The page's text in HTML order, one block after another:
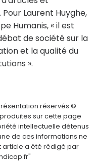
Laurent Huyghe,
Humanis, « il est
de société sur la
et la qualité du
».
réservés.©
sur cette page
intellectuelle détenus
de ces informations ne
article a été rédigé par